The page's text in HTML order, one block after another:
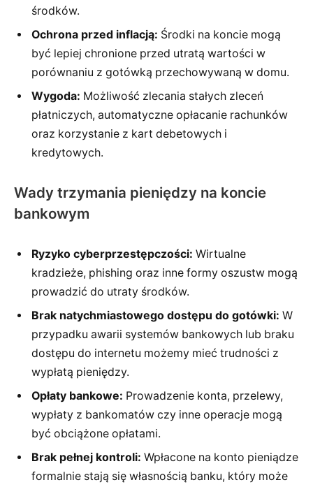
środków.
Ochrona przed inflacją: Środki na koncie mogą
być lepiej chronione przed utratą wartości w
porównaniu z gotówką przechowywaną w domu.
Wygoda: Możliwość zlecania stałych zleceń
płatniczych, automatyczne opłacanie rachunków
oraz korzystanie z kart debetowych i
kredytowych.
Wady trzymania pieniędzy na koncie
bankowym
Ryzyko cyberprzestępczości: Wirtualne
kradzieże, phishing oraz inne formy oszustw mogą
prowadzić do utraty środków.
Brak natychmiastowego dostępu do gotówki: W
przypadku awarii systemów bankowych lub braku
dostępu do internetu możemy mieć trudności z
wypłatą pieniędzy.
Opłaty bankowe: Prowadzenie konta, przelewy,
wypłaty z bankomatów czy inne operacje mogą
być obciążone opłatami.
Brak pełnej kontroli: Wpłacone na konto pieniądze
formalnie stają się własnością banku, który może